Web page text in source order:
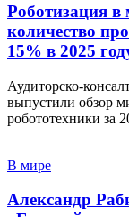
Роботизация в
количество
15% в 2025
Аудиторско-
выпустили обзор
робототехники за
В мире
Александр